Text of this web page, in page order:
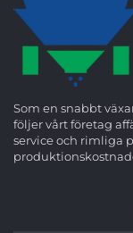
Som en snabbt
följer vårt företag
service och rimliga